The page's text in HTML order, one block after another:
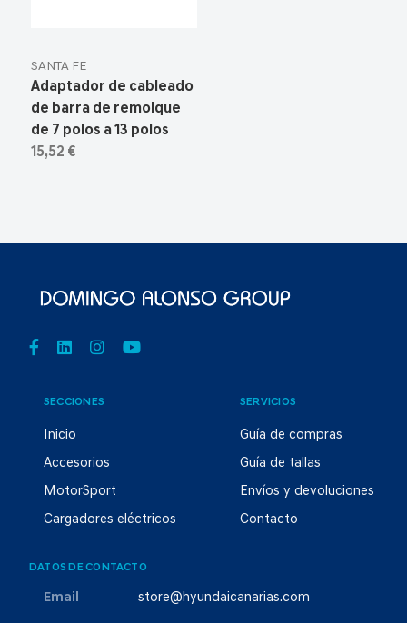
SANTA FE
Adaptador de cableado
de barra de remolque
de 7 polos a 13 polos
15,52 €
SECCIONES
Inicio
Accesorios
MotorSport
Cargadores eléctricos
SERVICIOS
Guía de compras
Guía de tallas
Envíos y devoluciones
Contacto
DATOS DE CONTACTO
Email store@hyundaicanarias.com